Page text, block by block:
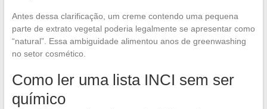
Antes dessa clarificação, um creme contendo uma pequena
parte de extrato vegetal poderia legalmente se apresentar como
“natural”. Essa ambiguidade alimentou anos de greenwashing
no setor cosmético.
Como ler uma lista INCI sem ser
químico